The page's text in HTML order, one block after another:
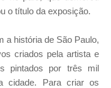
o título da exposição.
a história de São Paulo,
criados pela artista e
pintados por três mil
cidade. Para criar os